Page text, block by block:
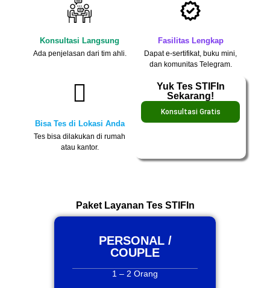
Konsultasi Langsung
Ada penjelasan dari tim ahli.
Fasilitas Lengkap
Dapat e-sertifikat, buku mini,
dan komunitas Telegram.
Bisa Tes di Lokasi Anda
Tes bisa dilakukan di rumah
atau kantor.
Yuk Tes STIFIn
Sekarang!
Konsultasi Gratis
Paket Layanan Tes STIFIn
PERSONAL /
COUPLE
1 – 2 Orang